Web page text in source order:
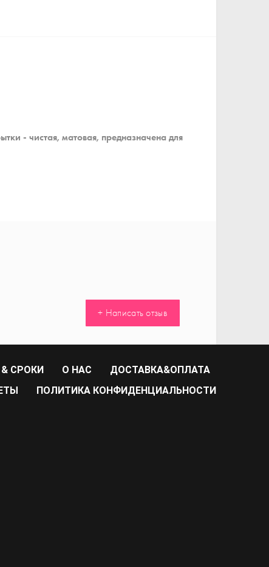
- чистая, матовая, предназначена для
+ Написать отзыв
СРОКИ О НАС
ДОСТАВКА&ОПЛАТА
ПОЛИТИКА КОНФИДЕНЦИАЛЬНОСТИ